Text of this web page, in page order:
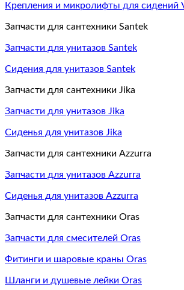
Крепления и микролифты для сидений
Запчасти для сантехники Santek
Запчасти для унитазов Santek
Сидения для унитазов Santek
Запчасти для сантехники Jika
Запчасти для унитазов Jika
Сиденья для унитазов Jika
Запчасти для сантехники Azzurra
Запчасти для унитазов Azzurra
Сиденья для унитазов Azzurra
Запчасти для сантехники Oras
Запчасти для смесителей Oras
Фитинги и шаровые краны Oras
Шланги и душевые лейки Oras